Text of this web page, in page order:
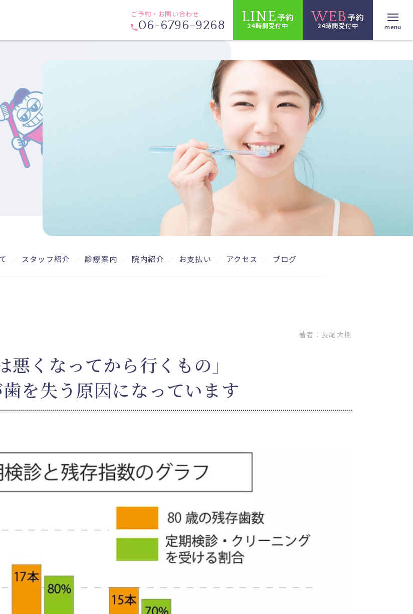
ご予約・お問い合わせ
06-6796-9268
LINE予約
24時間受付中
WEB予約
24時間受付中
スタッフ紹介 診療案内 院内紹介 お支払い アクセス ブログ
著者：長尾大樹
悪くなってから行くもの」
を失う原因になっています